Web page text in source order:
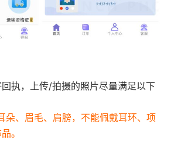
执，上传/拍摄的照片尽量满足以下
朵、眉毛、肩膀，不能佩戴耳环、项
。